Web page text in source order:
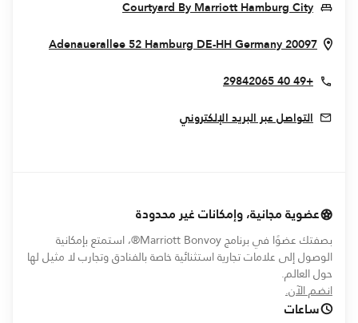
Courtyard By Marriott Hamburg City
In New Window
Adenauerallee 52HamburgDE-HHGermany20097
+49 40 29842065
التواصل عبر البريد الإلكتروني
عضوية مجانية، وإمكانات غير محدودة
بصفتك عضوًا في برنامج Marriott Bonvoy®، استمتع بإمكانية
الوصول إلى علامات تجارية استثنائية خاصة بالفنادق وتجارب لا مثيل لها
حول العالم.
انضم الآن.
ساعات